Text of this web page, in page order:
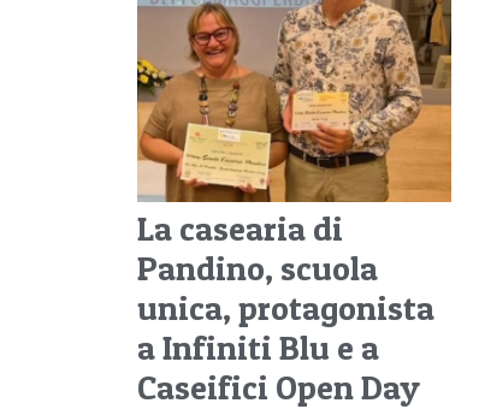
La casearia di
Pandino, scuola
unica, protagonista
a Infiniti Blu e a
Caseifici Open Day